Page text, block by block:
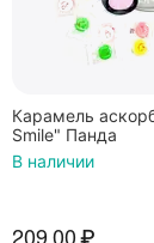
Карамель
Smile" Панда
В наличии
209.00₽